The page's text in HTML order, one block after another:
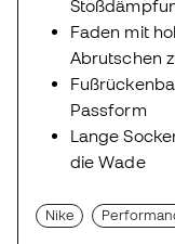
Faden mit
Abrutschen
Passform
Lange
die Wade
Nike